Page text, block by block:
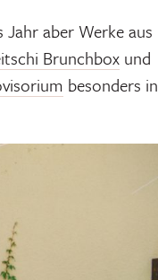
Jahr aber Werke aus
Brunchboxund
besonders in